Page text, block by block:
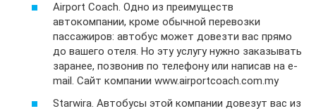
Airport Coach. Одно из преимуществ
автокомпании, кроме обычной перевозки
пассажиров: автобус может довезти вас прямо
до вашего отеля. Но эту услугу нужно заказывать
заранее, позвонив по телефону или написав на e-
mail. Сайт компании www.airportcoach.com.my
Starwira. Автобусы этой компании довезут вас из